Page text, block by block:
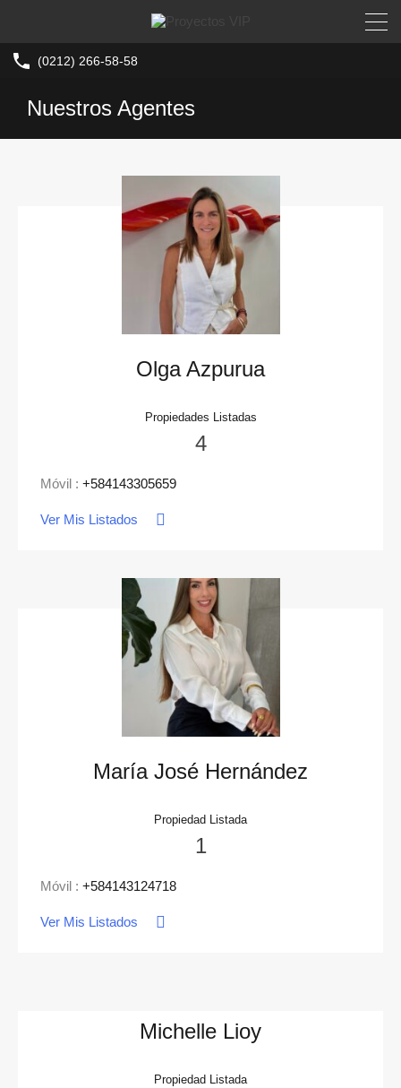
(0212) 266-58-58
Nuestros Agentes
Olga Azpurua
Propiedades Listadas
4
Móvil : +584143305659
Ver Mis Listados
María José Hernández
Propiedad Listada
1
Móvil : +584143124718
Ver Mis Listados
Michelle Lioy
Propiedad Listada